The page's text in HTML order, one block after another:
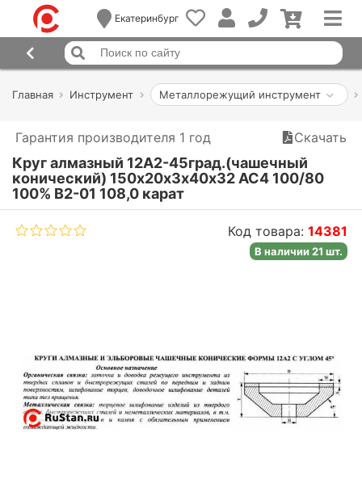
Екатеринбург
Главная Инструмент Металлорежущий инструмент
Гарантия производителя 1 год Скачать
Круг алмазный 12А2-45град.(чашечный
конический) 150х20х3х40х32 АС4 100/80
100% В2-01 108,0 карат
Код товара:14381
В наличии 21 шт.